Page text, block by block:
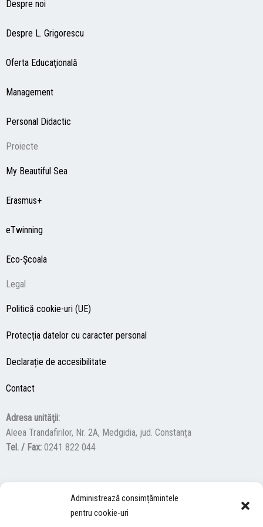
Administrează consimțămintele
pentru cookie-uri
Despre noi
Despre L. Grigorescu
Oferta Educaţională
Management
Personal Didactic
Proiecte
My Beautiful Sea
Erasmus+
eTwinning
Eco-Şcoala
Legal
Politică cookie-uri (UE)
Protecția datelor cu caracter personal
Declarație de accesibilitate
Contact
Adresa unităţii:
Aleea Trandafirilor, Nr. 2A, Medgidia, jud. Constanța
Tel. / Fax: 0241 822 044
a
c
o
n